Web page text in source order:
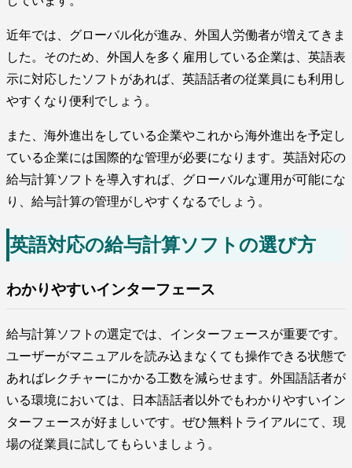
近年では、グローバル化が進み、外国人労働者が増えてきま
した。そのため、外国人を多く雇用している企業は、英語表
示に対応したソフトがあれば、英語話者の従業員にも利用し
やすくなり便利でしょう。
また、海外進出をしている企業やこれから海外進出を予定し
ている企業には国際的な管理が必要になります。英語対応の
給与計算ソフトを導入すれば、グローバルな運用が可能にな
り、給与計算の管理がしやすくなるでしょう。
英語対応の給与計算ソフトの選び方
わかりやすいインターフェース
給与計算ソフトの選定では、インターフェースが重要です。
ユーザーがマニュアルを読み込まなくても操作できる状態で
あればレクチャーにかかる工数を減らせます。外国語話者が
いる環境においては、日本語話者以外でもわかりやすいイン
ターフェースが好ましいです。ぜひ無料トライアルにて、現
場の従業員に試してもらいましょう。